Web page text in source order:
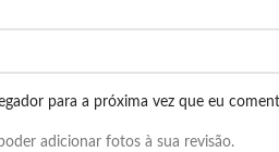
para a próxima vez que eu
adicionar fotos à sua revisão.